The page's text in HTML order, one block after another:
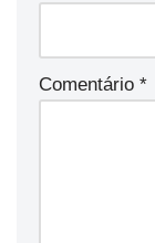
Comentário *